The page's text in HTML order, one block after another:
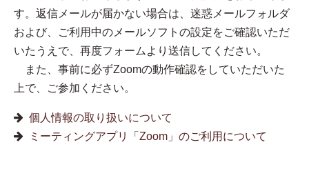
す。返信メールが届かない場合は、迷惑メールフォルダ
および、ご利用中のメールソフトの設定をご確認いただ
いたうえで、再度フォームより送信してください。
また、事前に必ずZoomの動作確認をしていただいた
上で、ご参加ください。
個人情報の取り扱いについて
ミーティングアプリ「Zoom」のご利用について